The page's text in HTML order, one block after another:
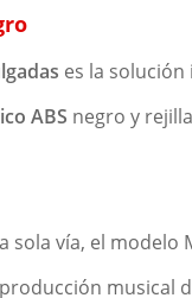
es la
ABS negro y
sola vía, el
musical